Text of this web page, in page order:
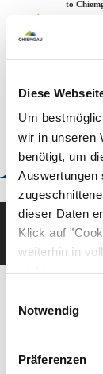
Diese
Um
wir in unseren
benötigt, um
Auswertungen
dieser Daten
Klick auf
weiterhin in
steht in
gelistet.
Notwendig
Präferenzen
Back to the
Welcome to
+49 (861)
Good to know
Deutsch